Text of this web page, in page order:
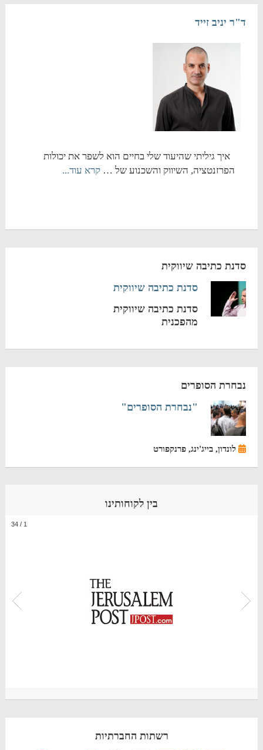
ד"ר יניב זייד
איך גיליתי שהיעוד שלי בחיים הוא לשפר את יכולות
הפרזנטציה, השיווק והשכנוע של … קרא עוד...
סדנת כתיבה שיווקית
סדנת כתיבה שיווקית
סדנת כתיבה שיווקית
מהפכנית
נבחרת הסופרים
"נבחרת הסופרים"
לונדון, בייג'ינג, פרנקפורט
בין לקוחותינו
1
/
34
רשתות החברתיות